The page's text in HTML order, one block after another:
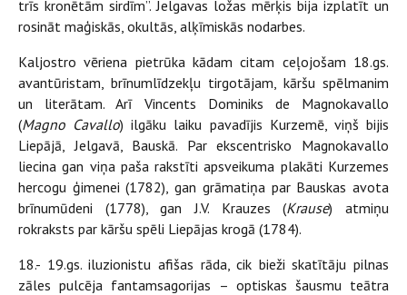
trīs kronētām sirdīm”. Jelgavas ložas mērķis bija izplatīt un
rosināt maģiskās, okultās, alķīmiskās nodarbes.
Kaljostro vēriena pietrūka kādam citam ceļojošam 18.gs.
avantūristam, brīnumlīdzekļu tirgotājam, kāršu spēlmanim
un literātam. Arī Vincents Dominiks de Magnokavallo
(Magno Cavallo) ilgāku laiku pavadījis Kurzemē, viņš bijis
Liepājā, Jelgavā, Bauskā. Par ekscentrisko Magnokavallo
liecina gan viņa paša rakstīti apsveikuma plakāti Kurzemes
hercogu ģimenei (1782), gan grāmatiņa par Bauskas avota
brīnumūdeni (1778), gan J.V. Krauzes (Krause) atmiņu
rokraksts par kāršu spēli Liepājas krogā (1784).
18.- 19.gs. iluzionistu afišas rāda, cik bieži skatītāju pilnas
zāles pulcēja fantamsagorijas – optiskas šausmu teātra